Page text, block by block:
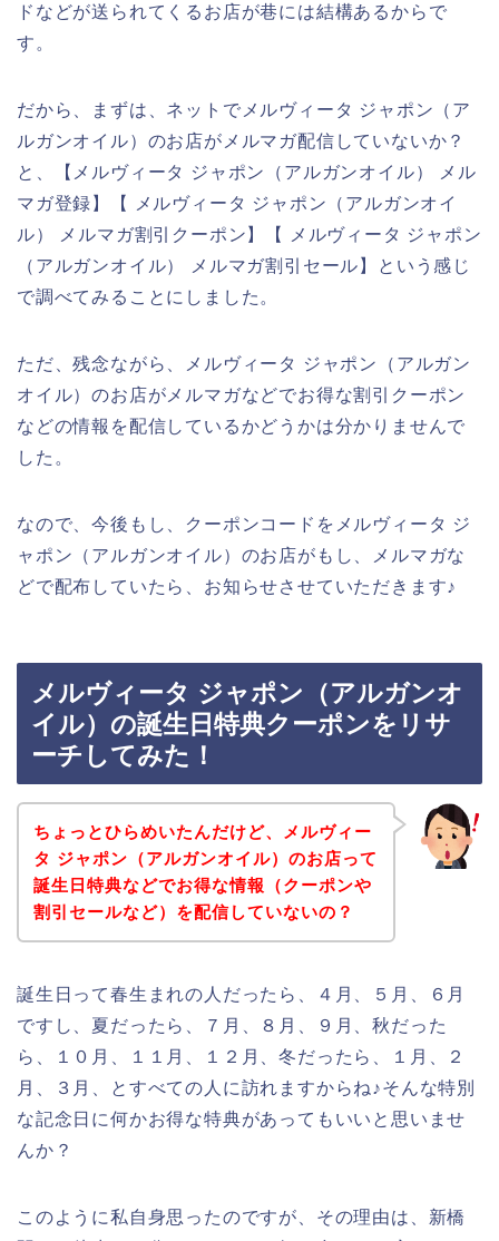
ドなどが送られてくるお店が巷には結構あるからで
す。
だから、まずは、ネットでメルヴィータ ジャポン（ア
ルガンオイル）のお店がメルマガ配信していないか？
と、【メルヴィータ ジャポン（アルガンオイル） メル
マガ登録】【 メルヴィータ ジャポン（アルガンオイ
ル） メルマガ割引クーポン】【 メルヴィータ ジャポン
（アルガンオイル） メルマガ割引セール】という感じ
で調べてみることにしました。
ただ、残念ながら、メルヴィータ ジャポン（アルガン
オイル）のお店がメルマガなどでお得な割引クーポン
などの情報を配信しているかどうかは分かりませんで
した。
なので、今後もし、クーポンコードをメルヴィータ ジ
ャポン（アルガンオイル）のお店がもし、メルマガな
どで配布していたら、お知らせさせていただきます♪
メルヴィータ ジャポン（アルガンオ
イル）の誕生日特典クーポンをリサ
ーチしてみた！
ちょっとひらめいたんだけど、メルヴィー
タ ジャポン（アルガンオイル）のお店って
誕生日特典などでお得な情報（クーポンや
割引セールなど）を配信していないの？
誕生日って春生まれの人だったら、４月、５月、６月
ですし、夏だったら、７月、８月、９月、秋だった
ら、１０月、１１月、１２月、冬だったら、１月、２
月、３月、とすべての人に訪れますからね♪そんな特別
な記念日に何かお得な特典があってもいいと思いませ
んか？
このように私自身思ったのですが、その理由は、新橋